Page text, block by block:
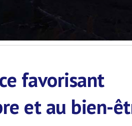
favorisant
et au bien-